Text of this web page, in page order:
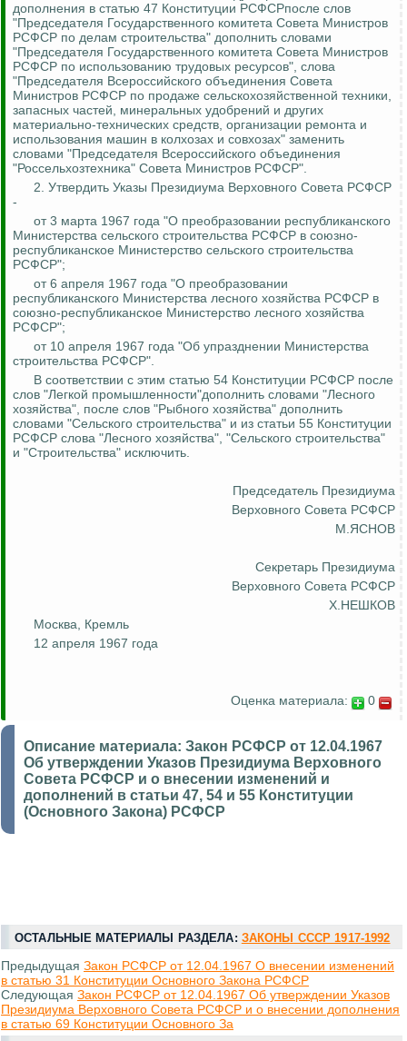
дополнения в статью 47 Конституции РСФСРпосле слов
"Председателя Государственного комитета Совета Министров
РСФСР по делам строительства" дополнить словами
"Председателя Государственного комитета Совета Министров
РСФСР по использованию трудовых ресурсов", слова
"Председателя Всероссийского объединения Совета
Министров РСФСР по продаже сельскохозяйственной техники,
запасных частей, минеральных удобрений и других
материально-технических средств, организации ремонта и
использования машин в колхозах и совхозах" заменить
словами "Председателя Всероссийского объединения
"Россельхозтехника" Совета Министров РСФСР".
2. Утвердить Указы Президиума Верховного Совета РСФСР
-
от 3 марта 1967 года "О преобразовании республиканского
Министерства сельского строительства РСФСР в союзно-
республиканское Министерство сельского строительства
РСФСР";
от 6 апреля 1967 года "О преобразовании
республиканского Министерства лесного хозяйства РСФСР в
союзно-республиканское Министерство лесного хозяйства
РСФСР";
от 10 апреля 1967 года "Об упразднении Министерства
строительства РСФСР".
В соответствии с этим статью 54 Конституции РСФСР после
слов "Легкой промышленности"дополнить словами "Лесного
хозяйства", после слов "Рыбного хозяйства" дополнить
словами "Сельского строительства" и из статьи 55 Конституции
РСФСР слова "Лесного хозяйства", "Сельского строительства"
и "Строительства" исключить.
Председатель Президиума
Верховного Совета РСФСР
М.ЯСНОВ
Секретарь Президиума
Верховного Совета РСФСР
Х.НЕШКОВ
Москва, Кремль
12 апреля 1967 года
Оценка материала: 0
Описание материала: Закон РСФСР от 12.04.1967
Об утверждении Указов Президиума Верховного
Совета РСФСР и о внесении изменений и
дополнений в статьи 47, 54 и 55 Конституции
(Основного Закона) РСФСР
ОСТАЛЬНЫЕ МАТЕРИАЛЫ РАЗДЕЛА: ЗАКОНЫ СССР 1917-1992
Предыдущая Закон РСФСР от 12.04.1967 О внесении изменений
в статью 31 Конституции Основного Закона РСФСР
Следующая Закон РСФСР от 12.04.1967 Об утверждении Указов
Президиума Верховного Совета РСФСР и о внесении дополнения
в статью 69 Конституции Основного За